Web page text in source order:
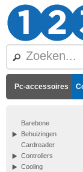
Pc-accessoires
Barebone
Behuizingen
Cardreader
Controllers
Cooling